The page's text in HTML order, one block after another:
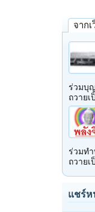
จาก
ร่วมบุ
ถวาย
ร่วมท
ถวาย
แชร์ห